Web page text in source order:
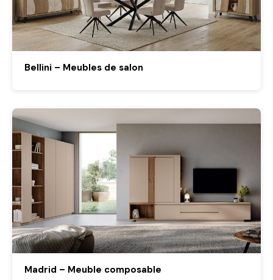
Bellini – Meubles de salon
Madrid – Meuble composable